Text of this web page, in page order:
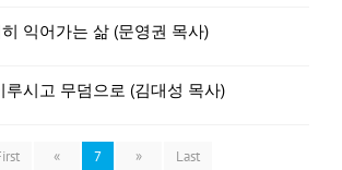
익어가는 삶 (문영권 목사)
루시고 무덤으로 (김대성 목사)
« 7 » Last